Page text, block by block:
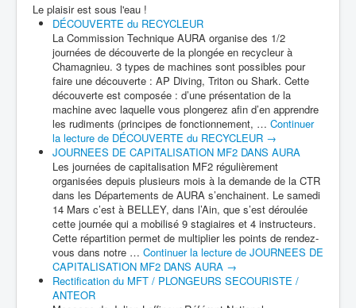
Le plaisir est sous l'eau !
DÉCOUVERTE du RECYCLEUR
La Commission Technique AURA organise des 1/2
journées de découverte de la plongée en recycleur à
Chamagnieu. 3 types de machines sont possibles pour
faire une découverte : AP Diving, Triton ou Shark. Cette
découverte est composée : d’une présentation de la
machine avec laquelle vous plongerez afin d’en apprendre
les rudiments (principes de fonctionnement, … Continuer
la lecture de DÉCOUVERTE du RECYCLEUR →
JOURNEES DE CAPITALISATION MF2 DANS AURA
Les journées de capitalisation MF2 régulièrement
organisées depuis plusieurs mois à la demande de la CTR
dans les Départements de AURA s’enchainent. Le samedi
14 Mars c’est à BELLEY, dans l’Ain, que s’est déroulée
cette journée qui a mobilisé 9 stagiaires et 4 instructeurs.
Cette répartition permet de multiplier les points de rendez-
vous dans notre … Continuer la lecture de JOURNEES DE
CAPITALISATION MF2 DANS AURA →
Rectification du MFT / PLONGEURS SECOURISTE /
ANTEOR